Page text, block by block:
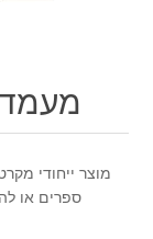
מעמד
מוצר ייחודי
ספרים או